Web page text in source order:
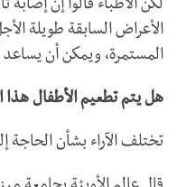
الأعراض السابقة طويلة
المستمرة، ويمكن أن
هل يتم تطعيم الأطفال هذا
تختلف الآراء بشأن الحاجة